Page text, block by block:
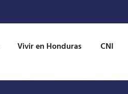
Vivir en Honduras CNI